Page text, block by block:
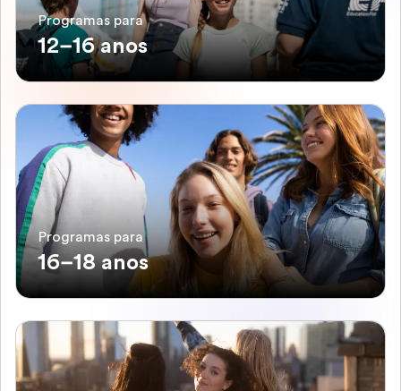
Programas para
12–16 anos
Programas para
16–18 anos